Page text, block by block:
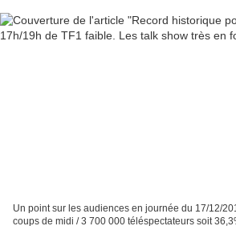
Un point sur les audiences en journée du 17/12/
coups de midi / 3 700 000 téléspectateurs soit